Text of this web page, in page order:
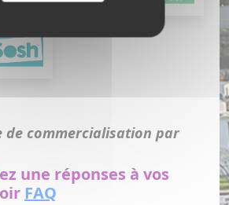
de commercialisation par
une réponses à vos
FAQ